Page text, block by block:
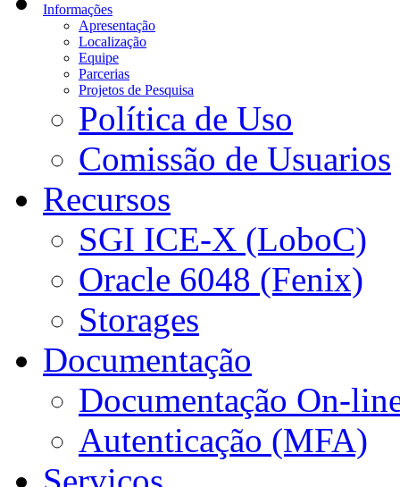
Informações
Apresentação
Localização
Equipe
Parcerias
Projetos de Pesquisa
Política de Uso
Comissão de Usuarios
Recursos
SGI ICE-X (LoboC)
Oracle 6048 (Fenix)
Storages
Documentação
Documentação On-
Autenticação (MFA)